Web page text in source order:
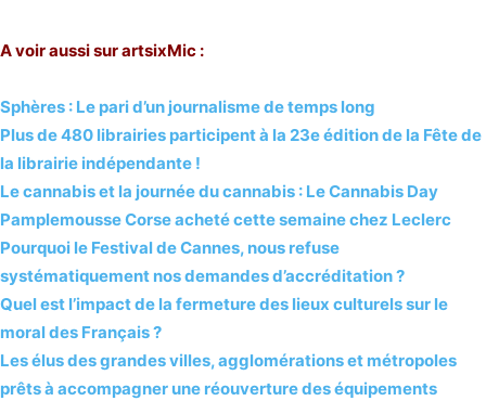
A voir aussi sur artsixMic :
Sphères : Le pari d’un journalisme de temps long
Plus de 480 librairies participent à la 23e édition de la Fête de
la librairie indépendante !
Le cannabis et la journée du cannabis : Le Cannabis Day
Pamplemousse Corse acheté cette semaine chez Leclerc
Pourquoi le Festival de Cannes, nous refuse
systématiquement nos demandes d’accréditation ?
Quel est l’impact de la fermeture des lieux culturels sur le
moral des Français ?
Les élus des grandes villes, agglomérations et métropoles
prêts à accompagner une réouverture des équipements